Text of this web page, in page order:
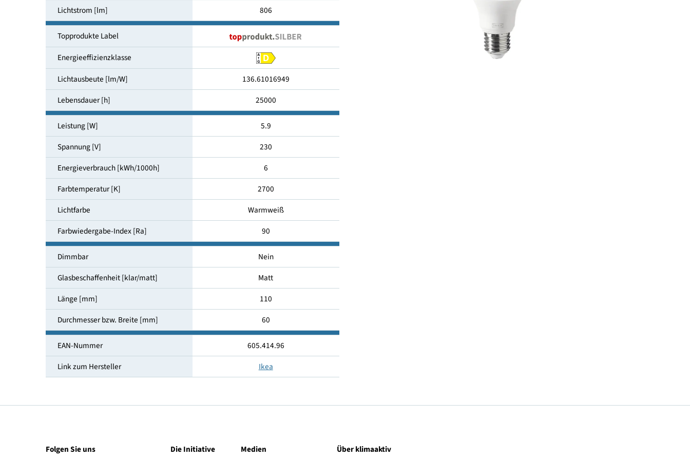
Fassung
Lichtstrom [lm]
806
Topprodukte Label
Energieeffizienzklasse
Lichtausbeute [lm/W]
136.61016949
Lebensdauer [h]
25000
Leistung [W]
Spannung [V]
Energieverbrauch [kWh/1000h]
Farbtemperatur [K]
Lichtfarbe
Farbwiedergabe-Index [Ra]
Dimmbar Nein
Glasbeschaffenheit [klar/matt] Matt
Länge [mm]
110
Durchmesser bzw. Breite [mm]
60
EAN-Nummer
605.414.96